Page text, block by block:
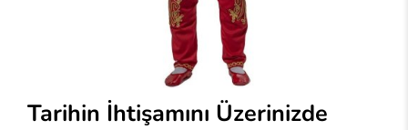
Tarihin İhtişamını Üzerinizde